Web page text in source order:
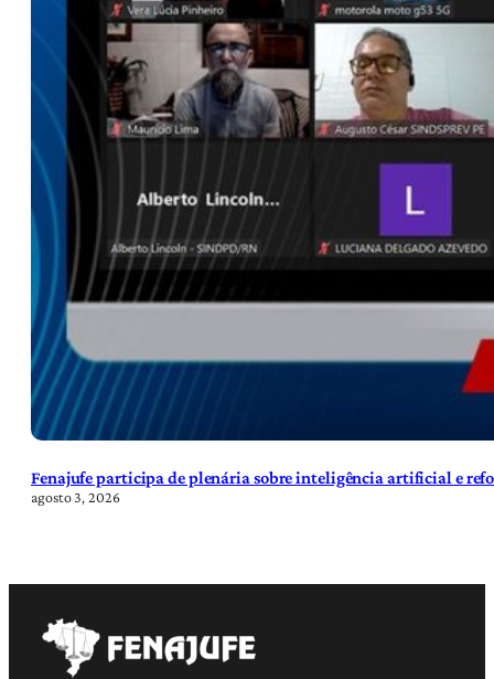
Fenajufe participa de plenária sobre inteligência artificial e
agosto 3, 2026